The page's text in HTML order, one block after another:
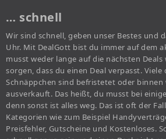
… schnell
Wir sind schnell, geben unser Bestes und
Uhr. Mit DealGott bist du immer auf dem
musst weder lange auf die nächsten
sorgen, dass du einen Deal verpasst.
Schnäppchen sind befristetet oder
ausverkauft. Das heißt, du musst bei
denn sonst ist alles weg. Das ist oft der
Kategorien wie zum Beispiel
Preisfehler, Gutscheine und Kostenloses.